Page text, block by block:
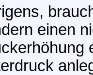
einen